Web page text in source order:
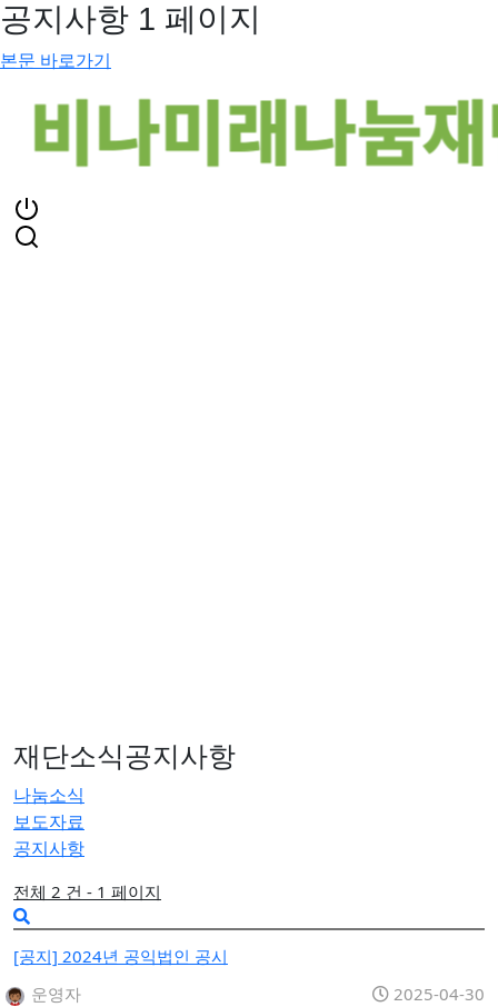
공지사항 1 페이지
본문 바로가기
재단소식공지사항
나눔소식
보도자료
공지사항
전체 2 건 - 1 페이지
[공지] 2024년 공익법인 공시
운영자
2025-04-30